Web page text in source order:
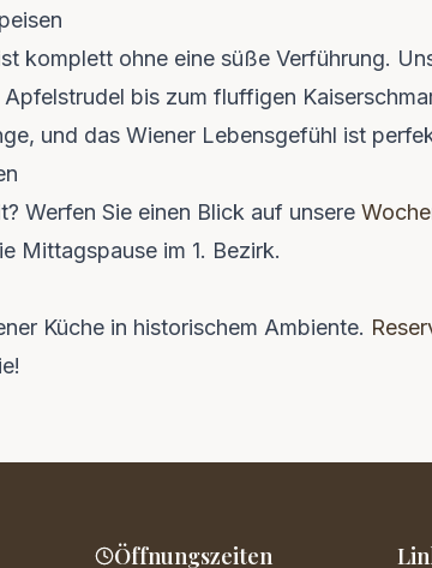
komplett ohne eine süße Verführung.
bis zum fluffigen
und das Wiener Lebensgefühl ist
Werfen Sie einen Blick auf unsere
Mittagspause im 1. Bezirk.
Küche in historischem Ambiente.
Öffnungszeiten